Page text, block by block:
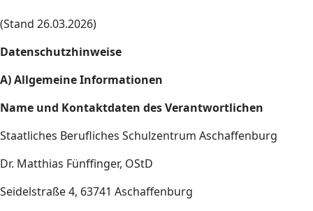
(Stand 26.03.2026)
Datenschutzhinweise
A) Allgemeine Informationen
Name und Kontaktdaten des Verantwortlichen
Staatliches Berufliches Schulzentrum Aschaffenburg
Dr. Matthias Fünffinger, OStD
Seidelstraße 4, 63741 Aschaffenburg